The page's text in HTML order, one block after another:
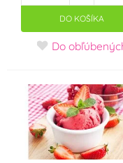
DO KOŠÍKA
Do